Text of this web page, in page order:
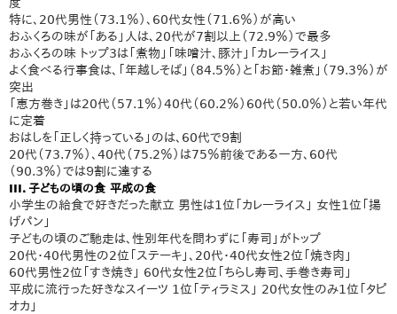
特に、20代男性（73.1％）、60代女性（71.6％）が高い
おふくろの味が「ある」人は、20代が7割以上（72.9％）で最多
おふくろの味 トップ3は「煮物」「味噌汁、豚汁」「カレーライス」
よく食べる行事食は、「年越しそば」（84.5％）と「お節・雑煮」（79.3％）が
突出
「恵方巻き」は20代（57.1％）40代（60.2％）60代（50.0％）と若い年代
に定着
おはしを「正しく持っている」のは、60代で９割
20代（73.7％）、40代（75.2％）は75％前後である一方、60代
（90.3％）では９割に達する
III．子どもの頃の食 平成の食
小学生の給食で好きだった献立 男性は1位「カレーライス」 女性1位「揚
げパン」
子どもの頃のご馳走は、性別年代を問わずに「寿司」がトップ
20代・40代男性の2位「ステーキ」、20代・40代女性2位「焼き肉」
60代男性2位「すき焼き」 60代女性2位「ちらし寿司、手巻き寿司」
平成に流行った好きなスイーツ 1位「ティラミス」 20代女性のみ1位「タピ
オカ」